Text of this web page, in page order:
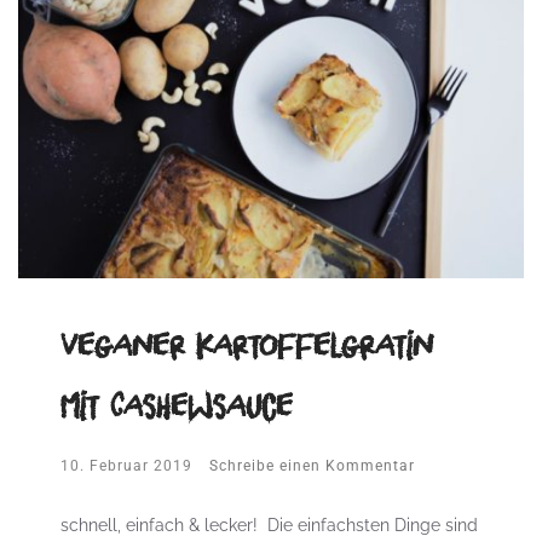
Veganer Kartoffelgratin
mit Cashewsauce
10. Februar 2019 Schreibe einen Kommentar
schnell, einfach & lecker! Die einfachsten Dinge sind